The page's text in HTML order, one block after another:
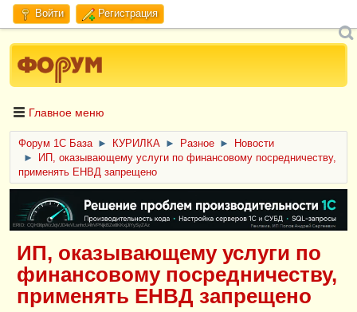
Войти Регистрация
Главное меню
Форум 1C База ► КУРИЛКА ► Разное ►
Новости
►
ИП, оказывающему услуги по финансовому посредничеству,
применять ЕНВД запрещено
ERID: CQH36pWzJqVJD4xVLsnhcU4hVPNjkBZe8KKxjJiYySyZAz
ИП, оказывающему услуги по
финансовому посредничеству,
применять ЕНВД запрещено